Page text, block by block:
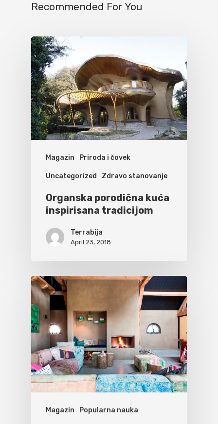
Recommended For You
Magazin Priroda i čovek
Uncategorized Zdravo stanovanje
Organska porodična kuća
inspirisana tradicijom
Terrabija
April 23, 2018
Magazin Popularna nauka